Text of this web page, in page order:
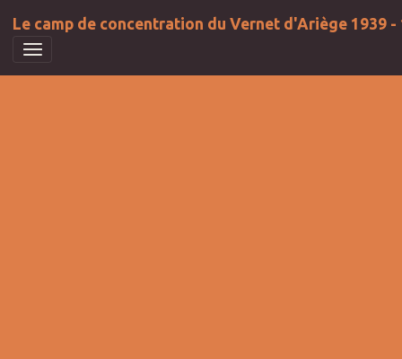
Le camp de concentration du Vernet d'Ariège 1939 -